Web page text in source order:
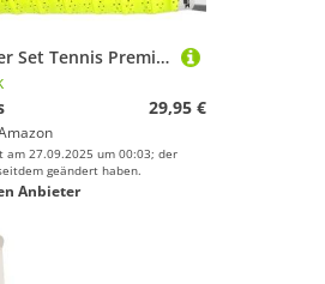
G-Lueck 27er Set Tennis Premium Overgrip Power Touch mit Perforation - Hoher Grip, Lange Haltbarkeit - 0,60mm Stärke | Griffband für Padel, Squash, Badminton Schläger | perforiert (Gemischte Farben)
29,95 €
27.09.2025 um 00:03; der
geändert haben.
Anbieter